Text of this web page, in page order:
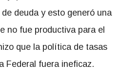
deuda y esto generó una
no fue productiva para el
que la política de tasas
Federal fuera ineficaz.